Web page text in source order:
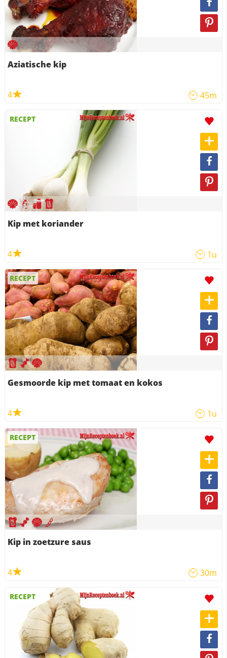
Aziatische kip
4 45m
RECEPT
Kip met koriander
4 1u
RECEPT
Gesmoorde kip met tomaat en kokos
4 1u
RECEPT
Kip in zoetzure saus
4 30m
RECEPT